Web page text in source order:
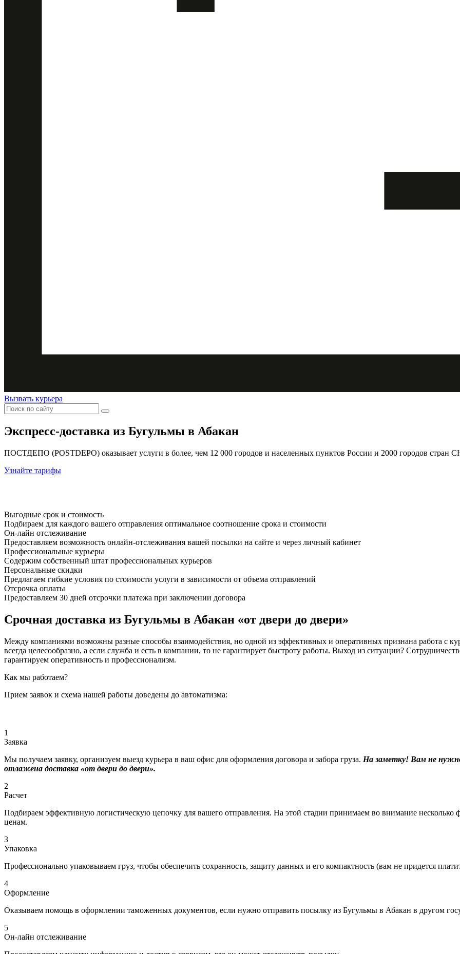
Вызвать курьера
Экспресс-доставка из Бугульмы в Абакан
ПОСТДЕПО (POSTDEPO) оказывает услуги в более, чем 12 000 городов и населенных пунктов России и 2000 городов стран
Узнайте тарифы
Выгодные срок и стоимость
Подбираем для каждого вашего отправления оптимальное соотношение срока и стоимости
Он-лайн отслеживание
Предоставляем возможность онлайн-отслеживания вашей посылки на сайте и через личный кабинет
Профессиональные курьеры
Содержим собственный штат профессиональных курьеров
Персональные скидки
Предлагаем гибкие условия по стоимости услуги в зависимости от объема отправлений
Отсрочка оплаты
Предоставляем 30 дней отсрочки платежа при заключении договора
Срочная доставка из Бугульмы в Абакан «от двери до двери»
Между компаниями возможны разные способы взаимодействия, но одной из эффективных и оперативных признана работа с
всегда целесообразно, а если служба и есть в компании, то не гарантирует быстроту работы. Выход из ситуации?
гарантируем оперативность и профессионализм.
Как мы работаем?
Прием заявок и схема нашей работы доведены до автоматизма:
1
Заявка
Мы получаем заявку, организуем выезд курьера в ваш офис для оформления договора и забора груза. На заметку! Вам не
отлажена доставка «от двери до двери».
2
Расчет
Подбираем эффективную логистическую цепочку для вашего отправления. На этой стадии принимаем во внимание несколько
ценам.
3
Упаковка
Профессионально упаковываем груз, чтобы обеспечить сохранность, защиту данных и его компактность (вам не придется
4
Оформление
Оказываем помощь в оформлении таможенных документов, если нужно отправить посылку из Бугульмы в Абакан в другом
5
Он-лайн отслеживание